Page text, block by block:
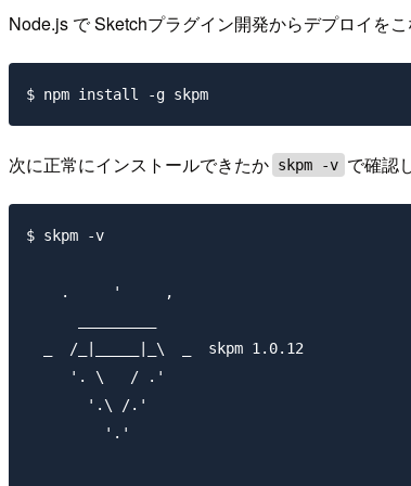
Node.js で Sketchプラグイン開発からデプロイを
次に正常にインストールできたか skpm -v で確認
$ skpm -v
    .     '     ,
  _  /_|_____|_\  _  skpm 1.0.12
     '. \   / .'
       '.\ /.'
         '.'